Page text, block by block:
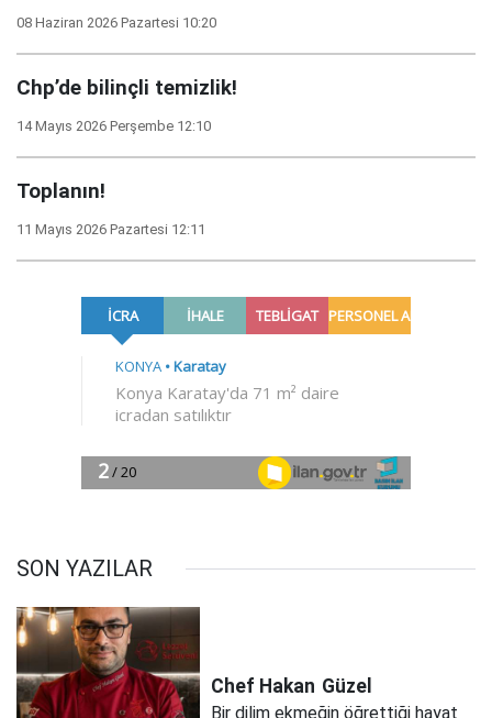
08 Haziran 2026 Pazartesi 10:20
Chp’de bilinçli temizlik!
14 Mayıs 2026 Perşembe 12:10
Toplanın!
11 Mayıs 2026 Pazartesi 12:11
SON YAZILAR
Chef Hakan Güzel
Bir dilim ekmeğin öğrettiği hayat